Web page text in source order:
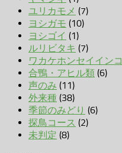
ユリカモメ (7)
ヨシガモ (10)
ヨシゴイ (1)
ルリビタキ (7)
ワカケホンセイインコ
合鴨・アヒル類 (6)
声のみ (11)
外来種 (38)
季節のみどり (6)
探鳥コース (2)
未判定 (8)